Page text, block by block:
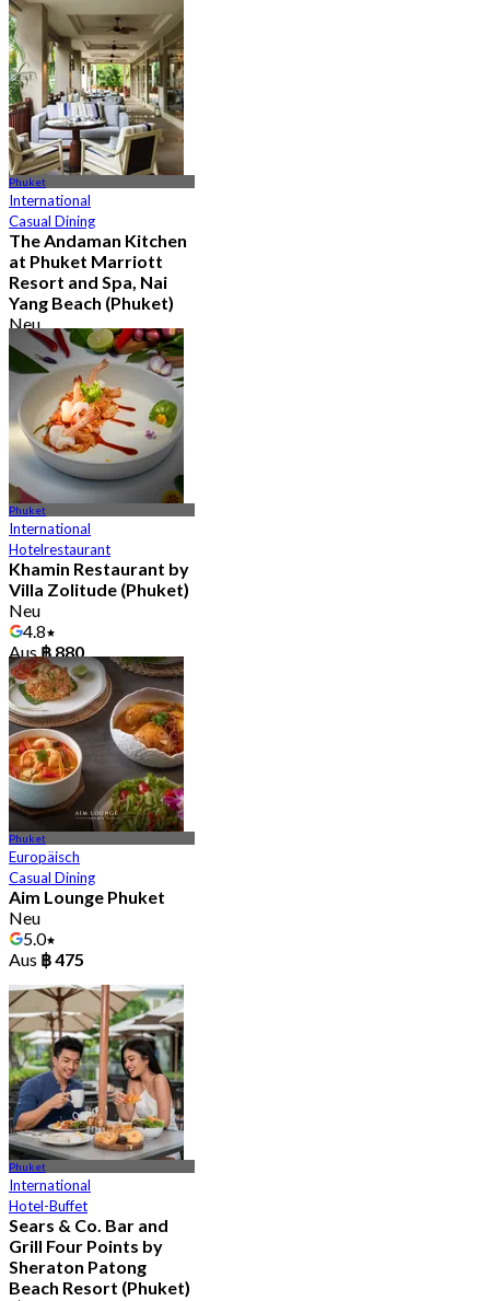
Aus฿ 595
Phuket
International
Casual Dining
The Andaman Kitchen
at Phuket Marriott
Resort and Spa, Nai
Yang Beach (Phuket)
Neu
4.3
Aus฿ 890
Phuket
International
Hotelrestaurant
Khamin Restaurant by
Villa Zolitude (Phuket)
Neu
4.8
Aus ฿ 880
Phuket
Europäisch
Casual Dining
Aim Lounge Phuket
Neu
5.0
Aus ฿ 475
Phuket
International
Hotel-Buffet
Sears & Co. Bar and
Grill Four Points by
Sheraton Patong
Beach Resort (Phuket)